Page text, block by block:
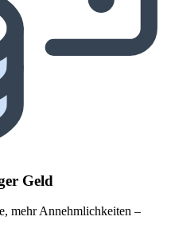
Geld
mehr Annehmlichkeiten –